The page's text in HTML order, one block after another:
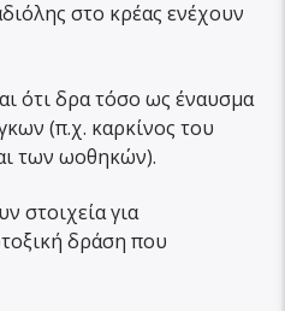
στο κρέας ενέχουν
ότι δρα τόσο ως έναυσμα
(π.χ. καρκίνος του
των ωοθηκών).
στοιχεία για
δράση που